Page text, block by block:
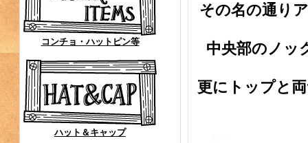
コンチョ・ハットピン等
ハット＆キャップ
その名の通り
中央部のノッ
更にトップと